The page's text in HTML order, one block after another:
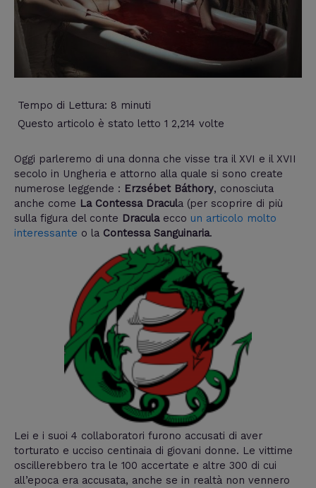
Tempo di Lettura: 8 minuti
Questo articolo è stato letto 1 2,214 volte
Oggi parleremo di una donna che visse tra il XVI e il XVII
secolo in Ungheria e attorno alla quale si sono create
numerose leggende : Erzsébet Báthory, conosciuta
anche come La Contessa Dracula (per scoprire di più
sulla figura del conte Draculaecco un articolo molto
interessante o la Contessa Sanguinaria.
Lei e i suoi 4 collaboratori furono accusati di aver
torturato e ucciso centinaia di giovani donne. Le vittime
oscillerebbero tra le 100 accertate e altre 300 di cui
all’epoca era accusata, anche se in realtà non vennero